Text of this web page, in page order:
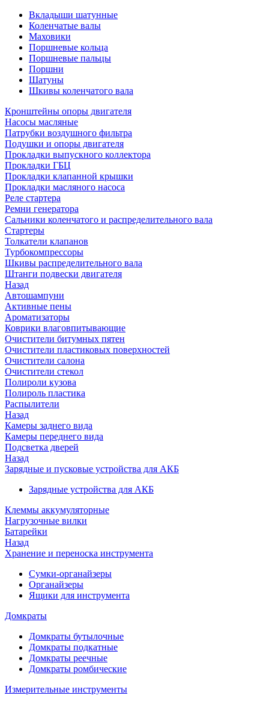
Вкладыши шатунные
Коленчатые валы
Маховики
Поршневые кольца
Поршневые пальцы
Поршни
Шатуны
Шкивы коленчатого вала
Кронштейны опоры двигателя
Насосы масляные
Патрубки воздушного фильтра
Подушки и опоры двигателя
Прокладки выпускного коллектора
Прокладки ГБЦ
Прокладки клапанной крышки
Прокладки масляного насоса
Реле стартера
Ремни генератора
Сальники коленчатого и распределительного вала
Стартеры
Толкатели клапанов
Турбокомпрессоры
Шкивы распределительного вала
Штанги подвески двигателя
Назад
Автошампуни
Активные пены
Ароматизаторы
Коврики влаговпитывающие
Очистители битумных пятен
Очистители пластиковых поверхностей
Очистители салона
Очистители стекол
Полироли кузова
Полироль пластика
Распылители
Назад
Камеры заднего вида
Камеры переднего вида
Подсветка дверей
Назад
Зарядные и пусковые устройства для АКБ
Зарядные устройства для АКБ
Клеммы аккумуляторные
Нагрузочные вилки
Батарейки
Назад
Хранение и переноска инструмента
Сумки-органайзеры
Органайзеры
Ящики для инструмента
Домкраты
Домкраты бутылочные
Домкраты подкатные
Домкраты реечные
Домкраты ромбические
Измерительные инструменты